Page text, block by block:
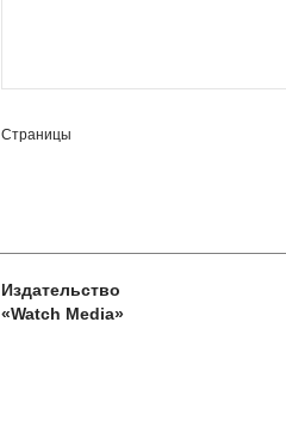
Страницы
Издательство
«Watch Media»